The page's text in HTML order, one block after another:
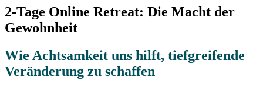
2-Tage Online Retreat: Die Macht der
Gewohnheit
Wie Achtsamkeit uns hilft, tiefgreifende
Veränderung zu schaffen